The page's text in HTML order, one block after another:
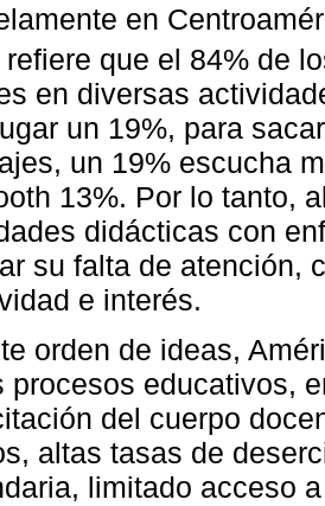
en
refiere que el 84% de
en diversas
un 19%, para
un 19% escucha
13%. Por lo tanto,
didácticas con
su falta de atención,
e interés.
orden de ideas,
procesos educativos,
del cuerpo
altas tasas de
limitado acceso